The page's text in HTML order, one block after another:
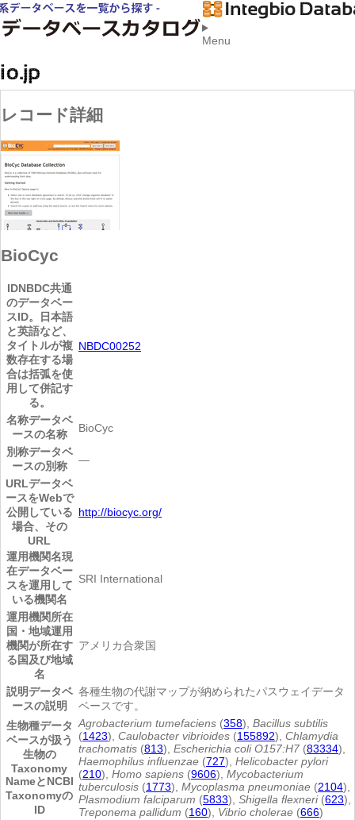
Menu
レコード詳細
BioCyc
IDNBDC共通
のデータベー
スID。日本語
と英語など、
タイトルが複
数存在する場
合は括弧を使
用して併記す
る。
NBDC00252
名称データベ
ースの名称
BioCyc
別称データベ
ースの別称
―
URLデータベ
ースをWebで
公開している
場合、その
URL
http://biocyc.org/
運用機関名現
在データベー
スを運用して
いる機関名
SRI International
運用機関所在
国・地域運用
機関が所在す
る国及び地域
名
アメリカ合衆国
説明データベ
ースの説明
各種生物の代謝マップが納められたパスウェイデータ
ベースです。
生物種データ
ベースが扱う
生物の
Taxonomy
NameとNCBI
Taxonomyの
ID
Agrobacterium tumefaciens (358), Bacillus subtilis
(1423), Caulobacter vibrioides (155892), Chlamydia
trachomatis (813), Escherichia coli O157:H7 (83334),
Haemophilus influenzae (727), Helicobacter pylori
(210), Homo sapiens (9606), Mycobacterium
tuberculosis (1773), Mycoplasma pneumoniae (2104),
Plasmodium falciparum (5833), Shigella flexneri(623),
Treponema pallidum (160), Vibrio cholerae (666)